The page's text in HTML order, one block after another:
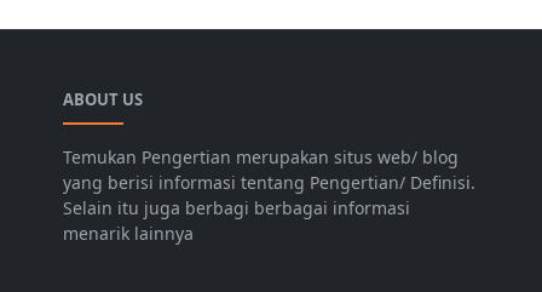
ABOUT US
Temukan Pengertian merupakan situs web/ blog
yang berisi informasi tentang Pengertian/ Definisi.
Selain itu juga berbagi berbagai informasi
menarik lainnya